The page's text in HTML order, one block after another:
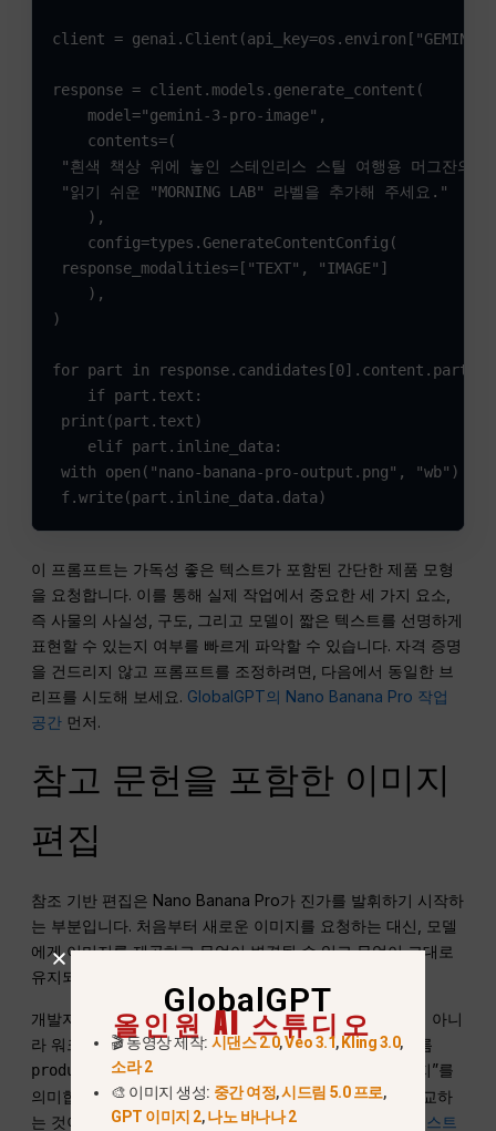
client =
response = client.models.generate_content(
    model="gemini-3-pro-image",
    contents=(
"흰색 책상 위에 놓인 스테인리스 스틸 여행용 머그잔의
"읽기 쉬운 "MORNING LAB" 라벨을 추가해 주세요."
    ),
    config=types.GenerateContentConfig(
response_modalities=["TEXT", "IMAGE"]
    ),
)
for part in response.candidates[0].content.parts:
    if part.text:
print(part.text)
    elif part.inline_data:
with open("nano-banana-pro-output.png", "wb")
f.write(part.inline_data.data)
이 프롬프트는 가독성 좋은 텍스트가 포함된 간단한 제품 모형
을 요청합니다. 이를 통해 실제 작업에서 중요한 세 가지 요소,
즉 사물의 사실성, 구도, 그리고 모델이 짧은 텍스트를 선명하게
표현할 수 있는지 여부를 빠르게 파악할 수 있습니다. 자격 증명
을 건드리지 않고 프롬프트를 조정하려면, 다음에서 동일한 브
리프를 시도해 보세요. GlobalGPT의 Nano Banana Pro 작업
공간 먼저.
참고 문헌을 포함한 이미지
편집
참조 기반 편집은 Nano Banana Pro가 진가를 발휘하기 시작하
는 부분입니다. 처음부터 새로운 이미지를 요청하는 대신, 모델
에게 이미지를 제공하고 무엇이 변경될 수 있고 무엇이 그대로
유지되어야 하는지 정확히 지시하면 됩니다.
개발자가 아니신 경우, 이 블록을 직접 실행해야 할 내용이 아니
라 워크플로우의 예시로만 참고하시기 바랍니다. 파일 이름
product-reference.png
이는 단순히 “기존 제품 이미지”를
의미합니다. 만약 여러분의 주된 업무가 이미지 모델을 비교하
는 것이라면, 더 광범위한Gemini 3 Pro 대체 제품 비교 테스트
GlobalGPT
올인원 AI 스튜디오
🎬 동영상 제작: 시댄스 2.0,Veo 3.1, Kling 3.0,
소라 2
🎨 이미지 생성: 중간 여정,시드림 5.0 프로,
GPT 이미지 2,나노 바나나 2